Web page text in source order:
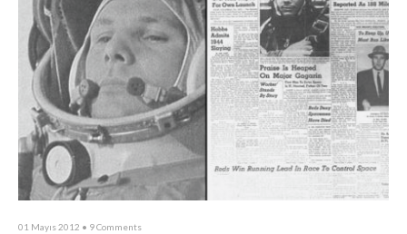
01 Mayıs 2012 • 9 Comments